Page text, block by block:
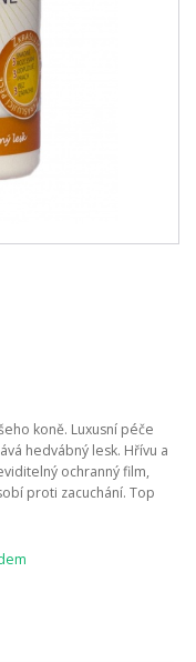
koně. Luxusní péče
hedvábný lesk. Hřívu a
ochranný film,
proti zacuchání. Top